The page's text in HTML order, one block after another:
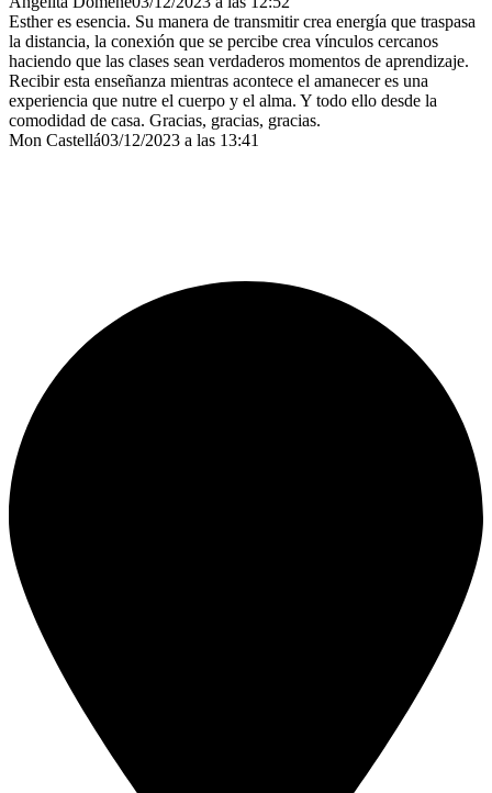
Esther es esencia. Su manera de transmitir crea energía que traspasa
la distancia, la conexión que se percibe crea vínculos cercanos
haciendo que las clases sean verdaderos momentos de aprendizaje.
Recibir esta enseñanza mientras acontece el amanecer es una
experiencia que nutre el cuerpo y el alma. Y todo ello desde la
comodidad de casa. Gracias, gracias, gracias.
Mon Castellá03/12/2023 a las 13:41